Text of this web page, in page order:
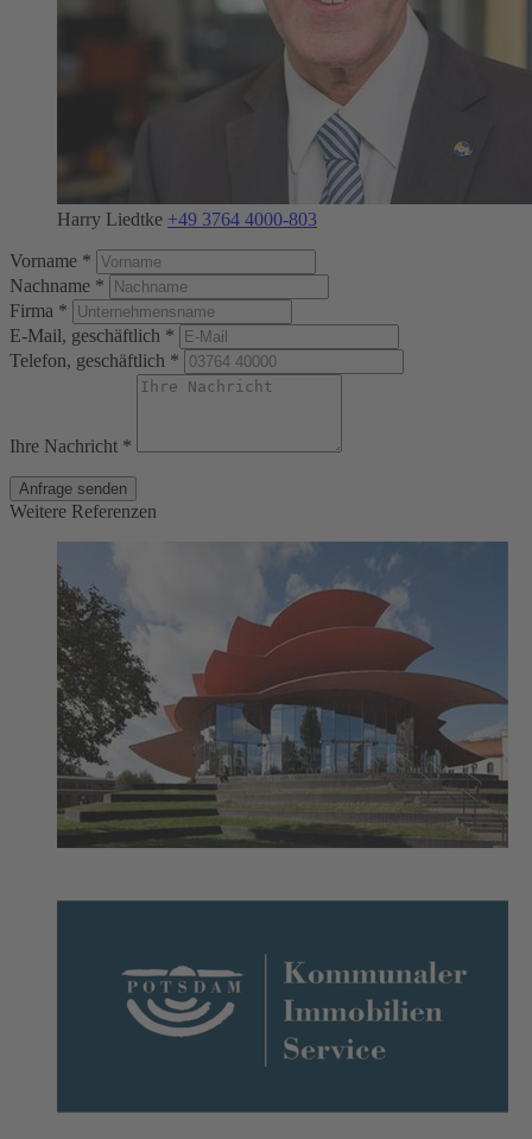
Harry Liedtke +49 3764 4000-803
Vorname *
Nachname *
Firma *
E-Mail, geschäftlich *
Telefon, geschäftlich *
Ihre Nachricht *
Anfrage senden
Weitere Referenzen